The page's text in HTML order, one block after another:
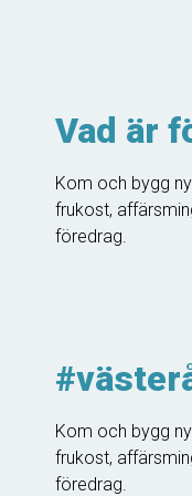
Vad är
Kom och bygg
frukost,
föredrag.
Kom och bygg
frukost,
föredrag.